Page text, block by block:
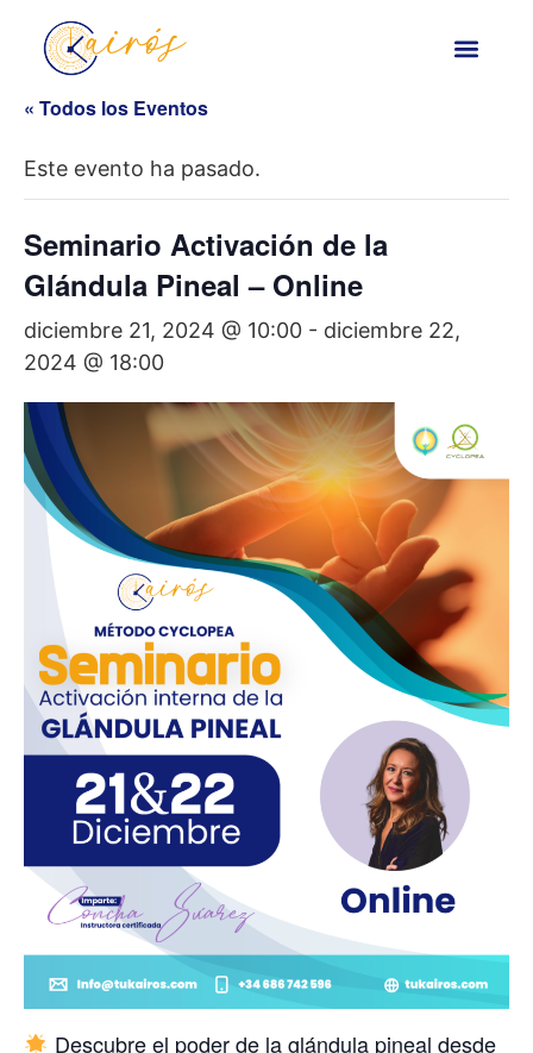
« Todos los Eventos
Este evento ha pasado.
Seminario Activación de la
Glándula Pineal – Online
diciembre 21, 2024 @ 10:00 - diciembre 22,
2024 @ 18:00
Descubre el poder de la glándula pineal desde